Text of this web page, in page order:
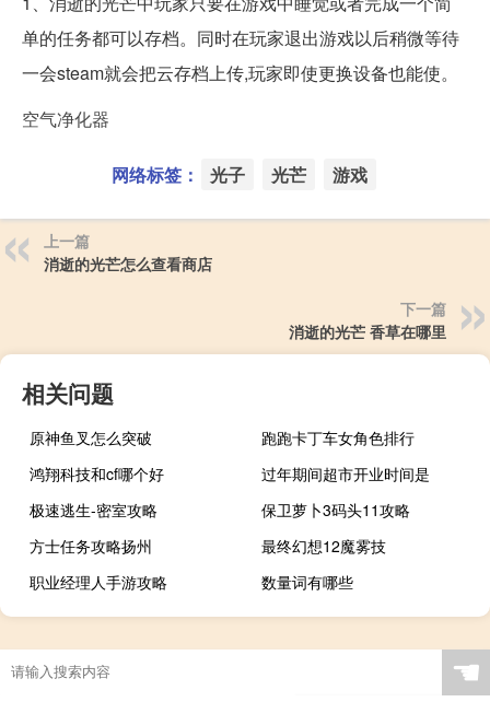
单的任务都可以存档。同时在玩家退出游戏以后稍微等待
一会steam就会把云存档上传,玩家即使更换设备也能使。
空气净化器
网络标签： 光子 光芒 游戏
上一篇
消逝的光芒怎么查看商店
下一篇
消逝的光芒 香草在哪里
相关问题
原神鱼叉怎么突破
跑跑卡丁车女角色排行
鸿翔科技和cf哪个好
过年期间超市开业时间是
极速逃生-密室攻略
保卫萝卜3码头11攻略
方士任务攻略扬州
最终幻想12魔雾技
职业经理人手游攻略
数量词有哪些
☚